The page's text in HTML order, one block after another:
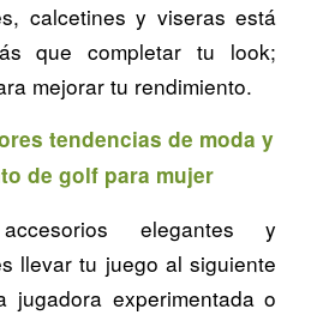
calcetines y viseras está
que completar tu look;
mejorar tu rendimiento.
tendencias de moda y
de golf para mujer
elegantes y
llevar tu juego al siguiente
jugadora experimentada o